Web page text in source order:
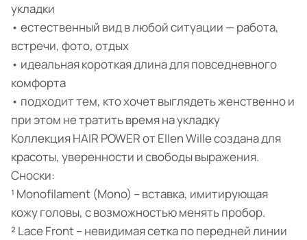
укладки
• естественный вид в любой ситуации — работа,
встречи, фото, отдых
• идеальная короткая длина для повседневного
комфорта
• подходит тем, кто хочет выглядеть женственно и
при этом не тратить время на укладку
Коллекция HAIR POWER от Ellen Wille создана для
красоты, уверенности и свободы выражения.
Сноски:
¹ Monofilament (Mono) – вставка, имитирующая
кожу головы, с возможностью менять пробор.
² Lace Front – невидимая сетка по передней линии